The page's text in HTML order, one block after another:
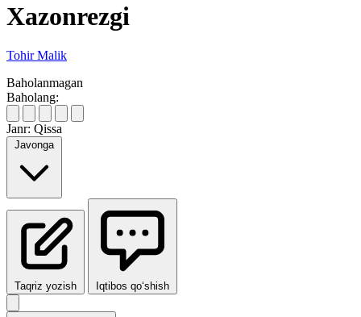
Xazonrezgi
Tohir Malik
Baholanmagan
Baholang:
Janr: Qissa
Javonga
Taqriz yozish Iqtibos qo‘shish